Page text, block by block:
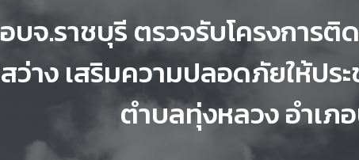
อบจ.ราชบุรี ตรวจรับโครงการ
สว่าง เสริมความปลอดภัยให้ปร
ตำบลทุ่งหลวง อำเภ